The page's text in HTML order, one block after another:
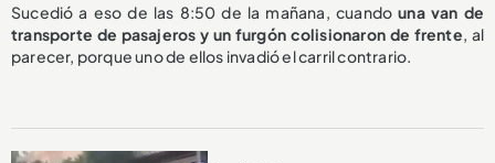
Sucedió a eso de las 8:50 de la mañana, cuandouna van de
transporte de pasajeros y un furgón colisionaron de frente, al
parecer, porque uno de ellos invadió el carril contrario.